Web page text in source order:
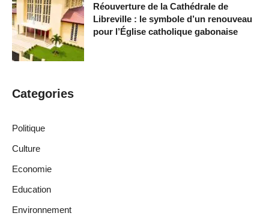
Réouverture de la Cathédrale de
Libreville : le symbole d’un renouveau
pour l’Église catholique gabonaise
Categories
Politique
Culture
Economie
Education
Environnement